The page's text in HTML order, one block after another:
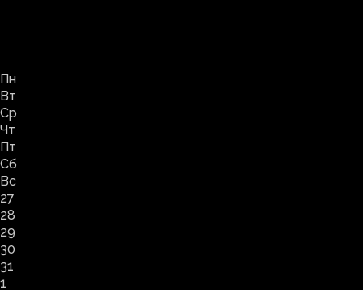
Пн
Вт
Ср
Чт
Пт
Сб
Вс
27
28
29
30
31
1